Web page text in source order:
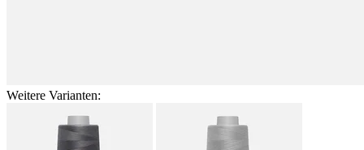
Weitere Varianten: